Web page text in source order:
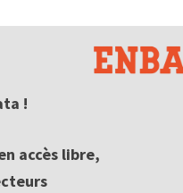
!
accès libre,